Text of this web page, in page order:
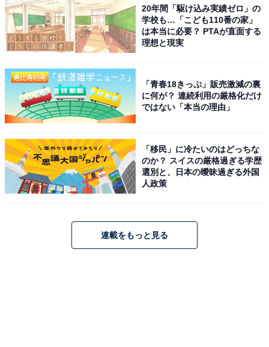
20年間「駆け込み実績ゼロ」の
学校も…「こども110番の家」
は本当に必要？ PTAが直面する
理想と現実
「青春18きっぷ」販売激減の裏
に何が？ 連続利用の厳格化だけ
ではない「本当の理由」
「移民」に冷たいのはどっちな
のか？ スイスの厳格過ぎる学歴
選別と、日本の曖昧過ぎる外国
人政策
連載をもっと見る